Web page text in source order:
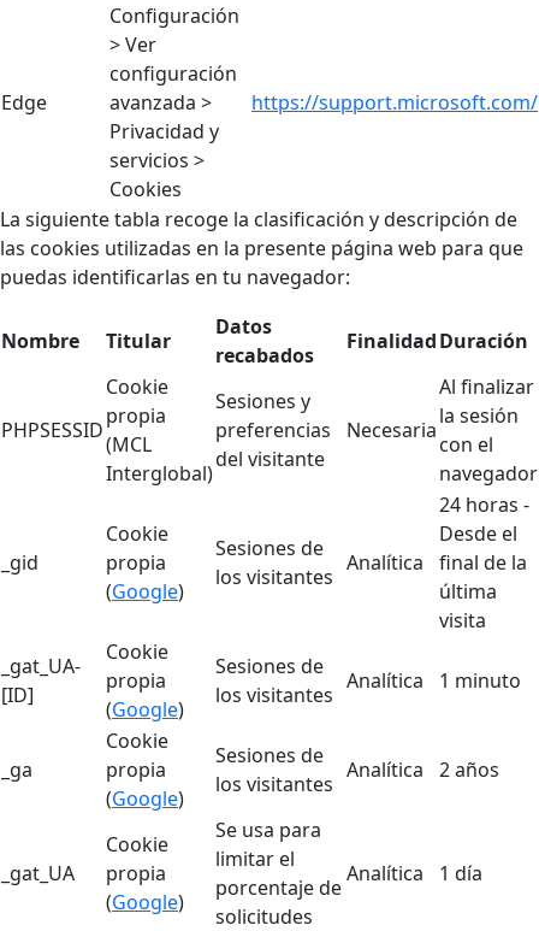
Edge
Configuración
> Ver
configuración
avanzada >
Privacidad y
servicios >
Cookies
https://support.microsoft.com/
La siguiente tabla recoge la clasificación y descripción de
las cookies utilizadas en la presente página web para que
puedas identificarlas en tu navegador:
Nombre Titular
Datos
recabados
FinalidadDuración
PHPSESSID
Cookie
propia
(MCL
Interglobal)
Sesiones y
preferencias
del visitante
Necesaria
Al finalizar
la sesión
con el
navegador
_gid
Cookie
propia
(Google)
Sesiones de
los visitantes
Analítica
24 horas -
Desde el
final de la
última
visita
_gat_UA-
[ID]
Cookie
propia
(Google)
Sesiones de
los visitantes
Analítica 1 minuto
_ga
Cookie
propia
(Google)
Sesiones de
los visitantes
Analítica 2 años
_gat_UA
Cookie
propia
(Google)
Se usa para
limitar el
porcentaje de
solicitudes
Analítica 1 día